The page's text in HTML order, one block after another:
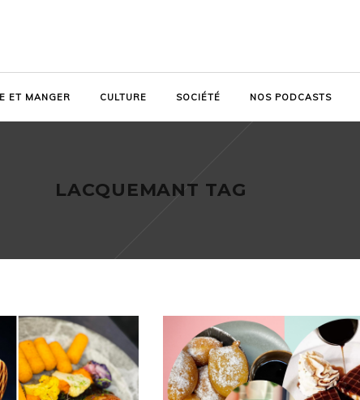
ET MANGER CULTURE SOCIÉTÉ NOS PODCASTS
LACQUEMANT TAG